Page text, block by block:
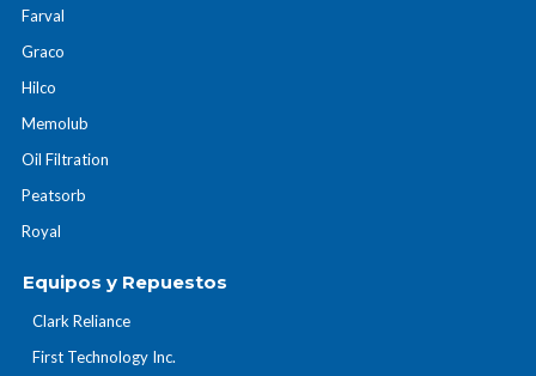
Farval
Graco
Hilco
Memolub
Oil Filtration
Peatsorb
Royal
Equipos y Repuestos
Clark Reliance
First Technology Inc.